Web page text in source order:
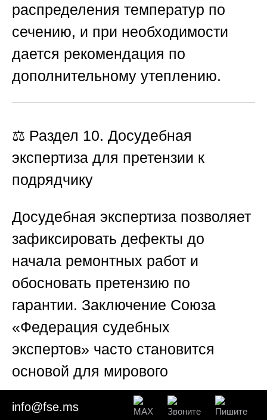
распределения температур по
сечению, и при необходимости
дается рекомендация по
дополнительному утеплению.
⚖️ Раздел 10. Досудебная
экспертиза для претензии к
подрядчику
Досудебная экспертиза позволяет
зафиксировать дефекты до
начала ремонтных работ и
обосновать претензию по
гарантии. Заключение Союза
«Федерация судебных
экспертов» часто становится
основой для мирового
соглашения.
info@fse.ms